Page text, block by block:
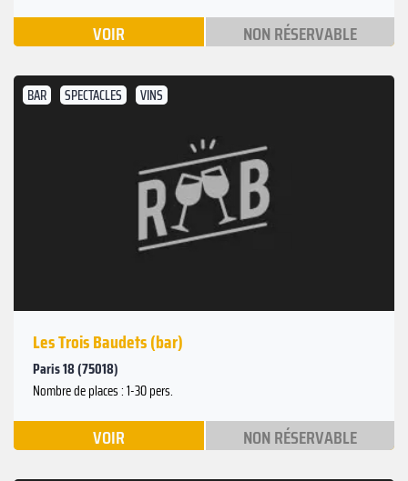
VOIR NON RÉSERVABLE
BAR SPECTACLES VINS
Les Trois Baudets (bar)
Paris 18 (75018)
Nombre de places : 1-30 pers.
VOIR NON RÉSERVABLE